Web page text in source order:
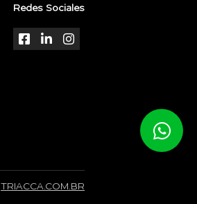
Redes Sociales
TRIACCA.COM.BR